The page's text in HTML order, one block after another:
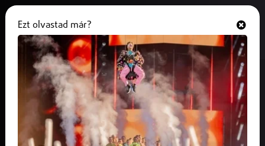
Gyorsan terjed az e-cigaretta a
fiatalok körében
2026. június 02. Magyarország
Ezt olvastad már?